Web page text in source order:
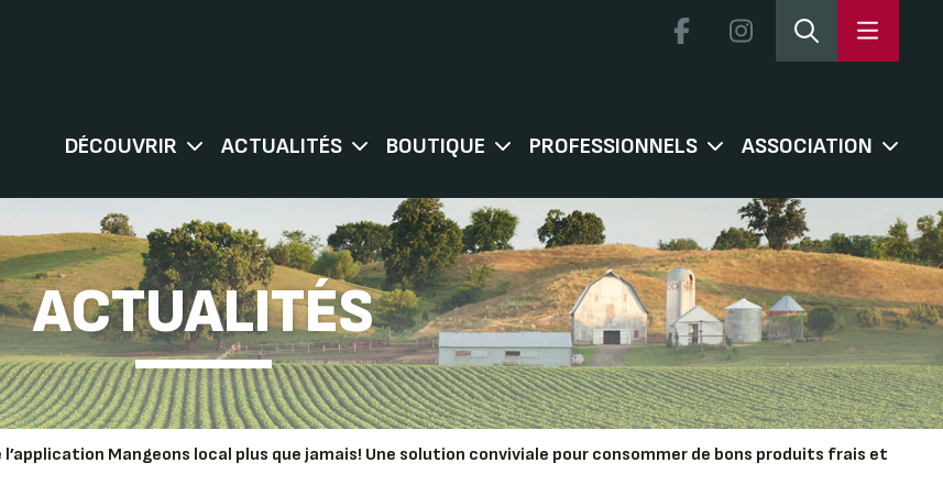
DÉCOUVRIR ACTUALITÉS BOUTIQUE PROFESSIONNELS ASSOCIATION
ACTUALITÉS
l’application Mangeons local plus que jamais! Une solution conviviale pour consommer de bons produits frais et